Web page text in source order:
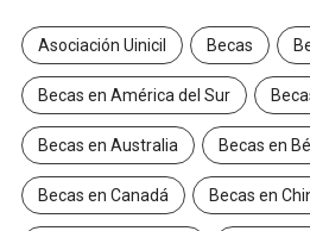
Asociación Uinicil Becas
Becas en América del Sur
Becas en Australia Becas en
Becas en Canadá Becas en